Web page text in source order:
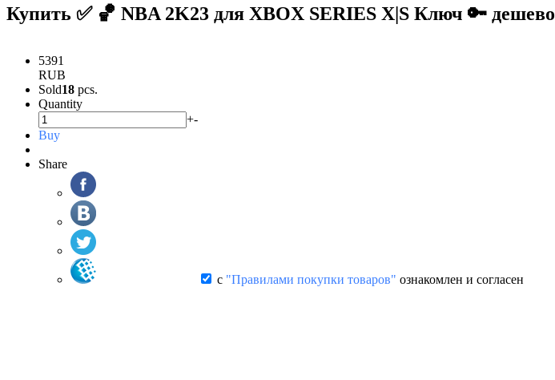
Купить ✅ 🏀 NBA 2K23 для XBOX SERIES X|S Ключ 🔑 дешево
5391
RUB
Sold18 pcs.
Quantity
+-
Buy
Share
с "Правилами покупки товаров" ознакомлен и согласен